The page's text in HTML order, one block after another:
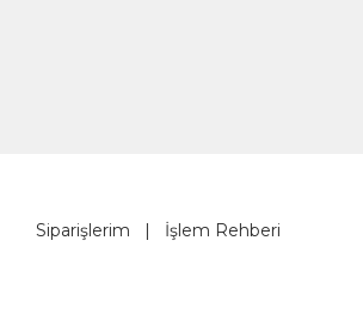
Siparişlerim | İşlem Rehberi